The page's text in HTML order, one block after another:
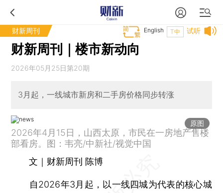
财新周刊 试听
T中
English
财新周刊｜楼市新动向
2026年05月25日第20期
3月起，一线城市新房和二手房价格同步转涨
原图
2026年4月15日，山西太原，市民在一房地产售楼
部看房。图：韦亮/中新社/视觉中国
文｜财新周刊 陈博
自2026年3月起，以一线四城为代表的核心城